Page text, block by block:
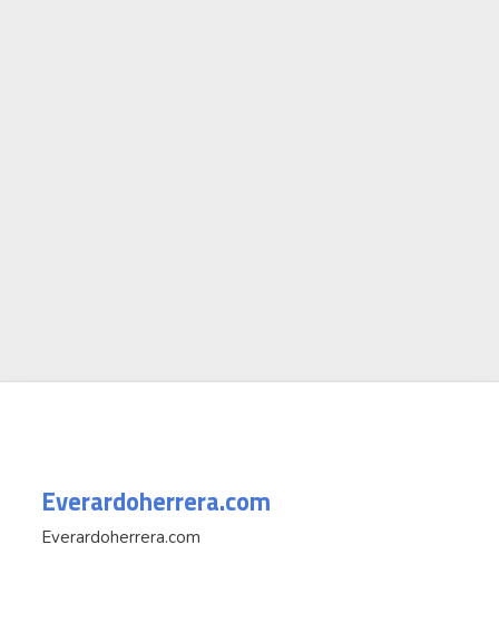
Everardoherrera.com
Everardoherrera.com